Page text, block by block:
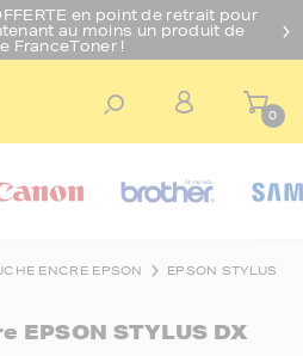
FFERTE en point de retrait pour
au moins un produit de
FranceToner !
0
ENCRE EPSON EPSON STYLUS
EPSON STYLUS DX